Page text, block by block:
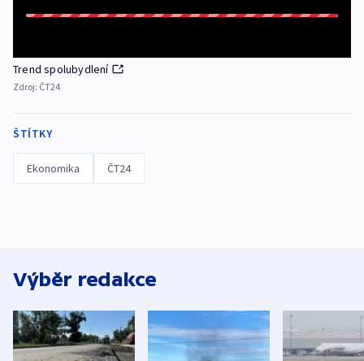
Trend spolubydlení
Zdroj: ČT24
ŠTÍTKY
Ekonomika ČT24
Výběr redakce